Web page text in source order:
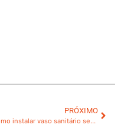
PRÓXIMO
Como instalar vaso sanitário sem erros